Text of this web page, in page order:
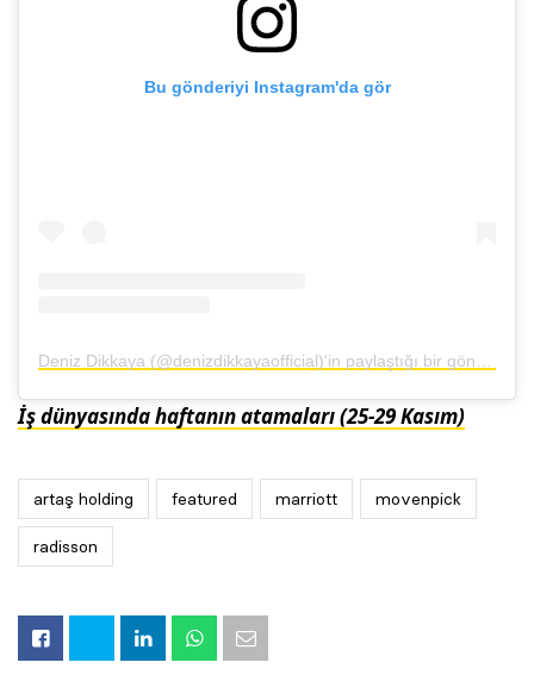
Bu gönderiyi Instagram'da gör
Deniz Dikkaya (@denizdikkayaofficial)'in paylaştığı bir gönderi
İş dünyasında haftanın atamaları (25-29 Kasım)
artaş holding featured marriott movenpick
radisson